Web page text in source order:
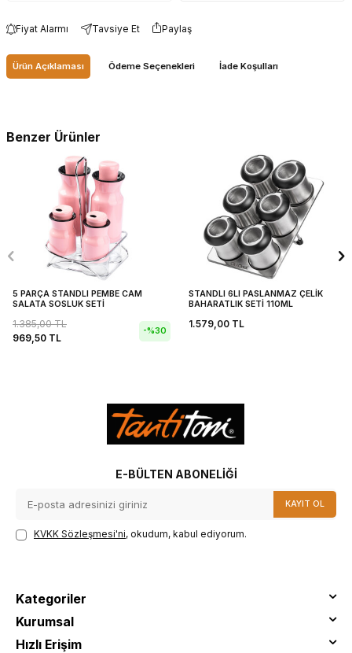
Fiyat Alarmı Tavsiye Et Paylaş
Ürün Açıklaması Ödeme Seçenekleri İade Koşulları
Benzer Ürünler
5 PARÇA STANDLI PEMBE CAM
SALATA SOSLUK SETİ
1.385,00TL
969,50 TL
-%30
STANDLI 6LI PASLANMAZ ÇELİK
BAHARATLIK SETİ 110ML
1.579,00TL
E-BÜLTEN ABONELIĞI
KAYIT OL
KVKK Sözleşmesi'ni, okudum, kabul ediyorum.
Kategoriler
Kurumsal
Hızlı Erişim